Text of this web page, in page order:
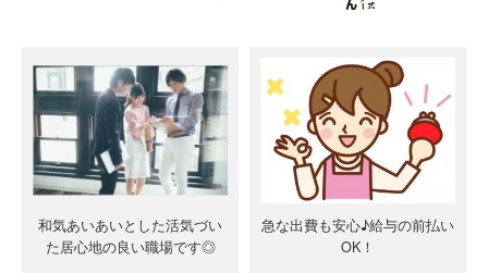
和気あいあいとした活気づい
た居心地の良い職場です◎
急な出費も安心♪給与の前払い
OK！